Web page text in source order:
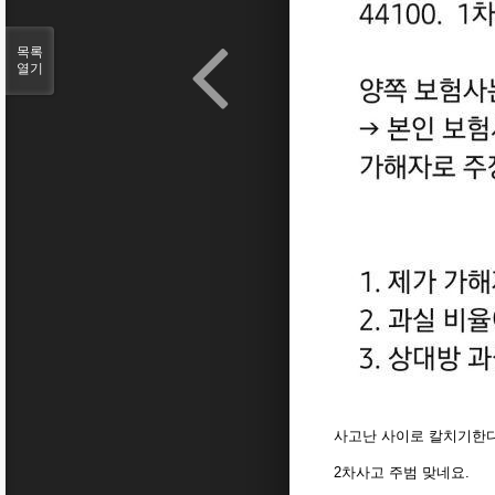
사고난 사이로 칼치기한
2차사고 주범 맞네요.
목록
열기